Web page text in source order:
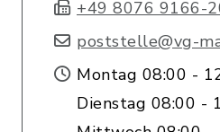
+49 8076 9166-
poststelle@vg-
Montag 08:00 -
Dienstag 08:00 -